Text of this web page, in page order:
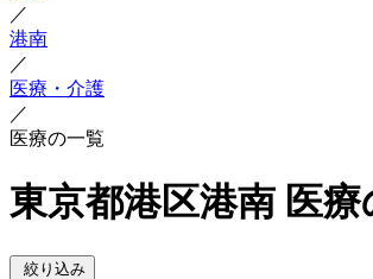
／
港南
／
医療・介護
／
医療の一覧
東京都港区港南 医療
絞り込み